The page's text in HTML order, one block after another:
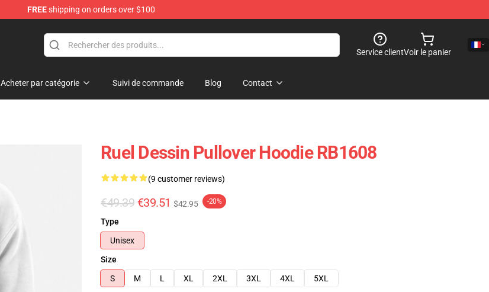
FREEshipping on orders over $100
Service clientVoir le panier
Acheter par catégorie Suivi de commande Blog Contact
Ruel Dessin Pullover Hoodie RB1608
(9 customer reviews)
€49.39 €39.51 $42.95 -20%
Type
Unisex
Size
S
M L XL 2XL 3XL 4XL
5XL